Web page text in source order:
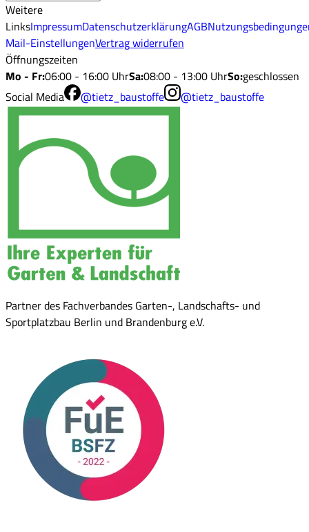
Weitere
LinksImpressumDatenschutzerklärungAGB
Mail-EinstellungenVertrag widerrufen
Öffnungszeiten
Mo - Fr:06:00 - 16:00 UhrSa:08:00 - 13:00 UhrSo:geschlossen
Social Media
@tietz_baustoffe @tietz_baustoffe
Partner des Fachverbandes Garten-, Landschafts- und
Sportplatzbau Berlin und Brandenburg e.V.